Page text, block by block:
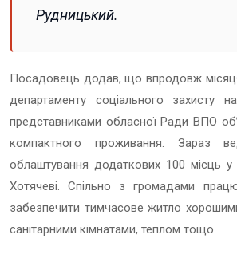
Рудницький.
Посадовець додав, що впродовж
департаменту соціального захисту
представниками обласної Ради ВПО
компактного проживання. Зараз
облаштування додаткових 100 місць у
Хотячеві. Спільно з громадами
забезпечити тимчасове житло
санітарними кімнатами, теплом тощо.